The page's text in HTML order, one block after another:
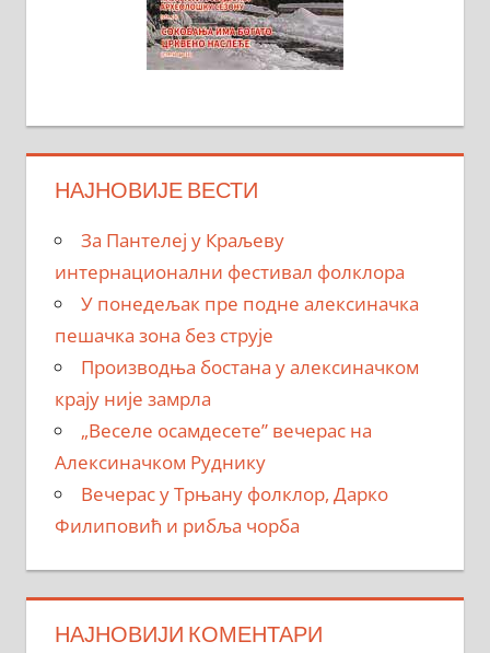
НАЈНОВИЈЕ ВЕСТИ
За Пантелеј у Краљеву
интернационални фестивал фолклора
У понедељак пре подне алексиначка
пешачка зона без струје
Производња бостана у алексиначком
крају није замрла
„Веселе осамдесете” вечерас на
Алексиначком Руднику
Вечерас у Трњану фолклор, Дарко
Филиповић и рибља чорба
НАЈНОВИЈИ КОМЕНТАРИ